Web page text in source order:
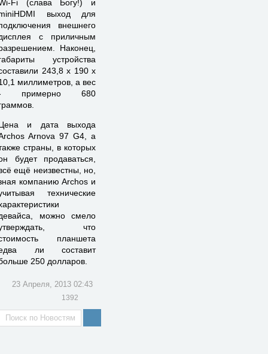
Fi (слава Богу!) и
выход для
внешнего
с приличным
Наконец,
устройства
243,8 х 190 х
миллиметров, а вес
примерно 680
и дата выхода
Arnova 97 G4, а
страны, в которых
будет продаваться,
ещё неизвестны, но,
компанию Archos и
технические
можно смело
что
планшета
ли составит
250 долларов.
23 Апреля, 2013 02:43
1392